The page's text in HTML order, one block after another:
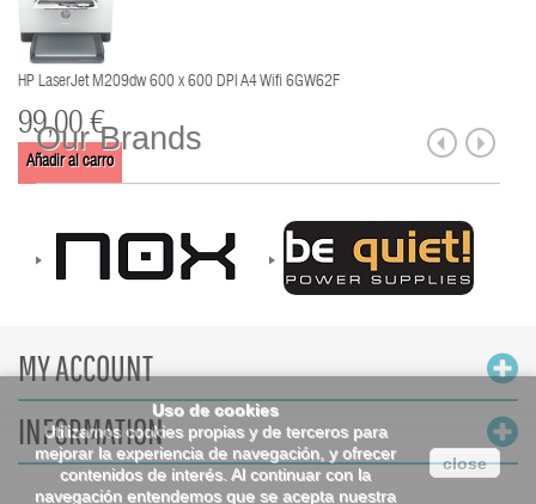
Uso de cookies
Utilizamos cookies propias y de terceros para
mejorar la experiencia de navegación, y ofrecer
contenidos de interés. Al continuar con la
navegación entendemos que se acepta nuestra
close
HP LaserJet M209dw 600 x 600 DPI A4 Wifi 6GW62F
99,00 €
Añadir al carro
Our Brands
MY ACCOUNT
INFORMATION